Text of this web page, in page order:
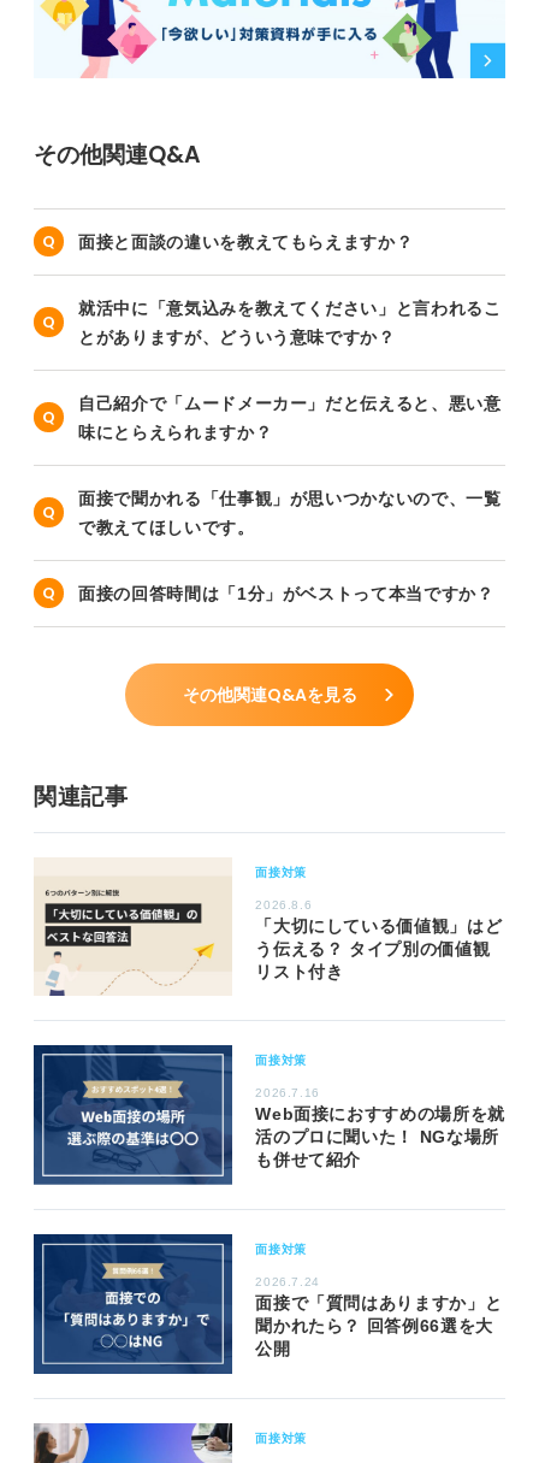
その他関連Q&A
面接と面談の違いを教えてもらえますか？
就活中に「意気込みを教えてください」と言われるこ
とがありますが、どういう意味ですか？
自己紹介で「ムードメーカー」だと伝えると、悪い意
味にとらえられますか？
面接で聞かれる「仕事観」が思いつかないので、一覧
で教えてほしいです。
面接の回答時間は「1分」がベストって本当ですか？
その他関連Q&Aを見る
関連記事
面接対策
2026.8.6
「大切にしている価値観」はど
う伝える？ タイプ別の価値観
リスト付き
面接対策
2026.7.16
Web面接におすすめの場所を就
活のプロに聞いた！ NGな場所
も併せて紹介
面接対策
2026.7.24
面接で「質問はありますか」と
聞かれたら？ 回答例66選を大
公開
面接対策